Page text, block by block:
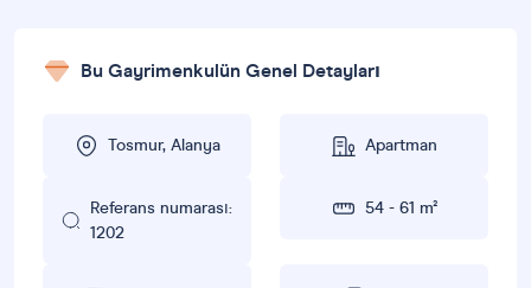
Bu Gayrimenkulün Genel Detayları
Tosmur, Alanya Apartman
Referans numarası:
1202
54 - 61 m²